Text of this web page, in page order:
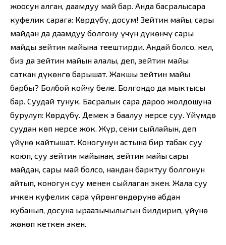
жоосун алган, даамдуу май бар. Анда басралысараң
куфелик сараңга: Көрдүңбү, досум! Зейтин майы, сары
майдан да даамдуу болгону үчүн дүкөнчү сары
майды зейтин майына теңештирди. Андай болсо, кел,
биз да зейтин майын алалы, деп, зейтин майы
саткан дүкөнгө барышат. Жакшы зейтин майың
барбы? Болбой койчу беле. Болгондо да мыктысы
бар. Суудай тунук. Басралык сараң дароо жолдошуна
бурулуп: Көрдүңбү. Демек эң баалуу нерсе суу. Үйүмдө
суудан көп нерсе жок. Жүр, сени сыйлайын, деп
үйүнө кайтышат. Коногунун астына бир табак суу
коюп, суу зейтин майынан, зейтин майы сары
майдан, сары май болсо, нандан барктуу болгонун
айтып, коногун суу менен сыйлаган экен. Жалаң суу
ичкен куфелик сараң үйрөнгөндөрүнө абдан
кубанып, досуна ыраазычылыгын билдирип, үйүнө
жөнөп кеткен экен.